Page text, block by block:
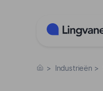
> Industrieën >